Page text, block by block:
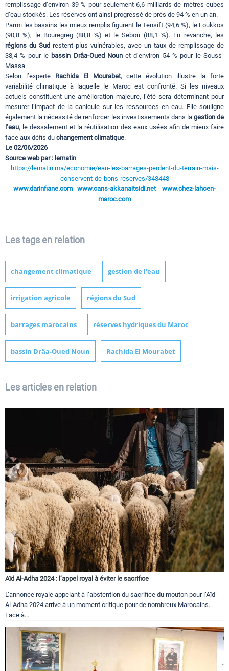
remplissage d’environ 39 % pour seulement 6,6 milliards de mètres cubes
d’eau stockés. Les réserves ont ainsi progressé de près de 94 % en un an.
Parmi les bassins les mieux remplis figurent le Tensift (94,6 %), le Loukkos
(90,8 %), le Bouregreg (88,8 %) et le Sebou (88,1 %). En revanche, les
régions du Sud restent plus vulnérables, avec un taux de remplissage de
38,4 % pour le bassin Drâa-Oued Nounet d’environ 54 % pour le Souss-
Massa.
Selon l’experte Rachida El Mourabet, cette évolution illustre la forte
variabilité climatique à laquelle le Maroc est confronté. Si les niveaux
actuels constituent une amélioration majeure, l’été sera déterminant pour
mesurer l’impact de la canicule sur les ressources en eau. Elle souligne
également la nécessité de renforcer les investissements dans la gestion de
l’eau, le dessalement et la réutilisation des eaux usées afin de mieux faire
face aux défis du changement climatique.
Le 02/06/2026
Source web par : lematin
https://lematin.ma/economie/eau-les-barrages-perdent-du-terrain-mais-
conservent-de-bons-reserves/348448
www.darinfiane.com www.cans-akkanaitsidi.net
www.chez-lahcen-
maroc.com
Les tags en relation
changement climatique gestion de l'eau
irrigation agricole régions du Sud
barrages marocains réserves hydriques du Maroc
bassin Drâa-Oued Noun Rachida El Mourabet
Les articles en relation
Aïd Al-Adha 2024 : l’appel royal à éviter le sacrifice
L’annonce royale appelant à l’abstention du sacrifice du mouton pour l’Aïd
Al-Adha 2024 arrive à un moment critique pour de nombreux Marocains.
Face à...